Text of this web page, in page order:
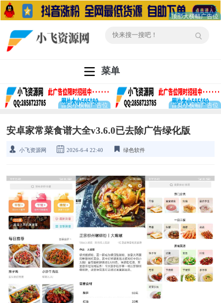
菜单
安卓家常菜食谱大全v3.6.0已去除广告绿化版
小飞资源网 2026-6-4 22:40 绿色软件